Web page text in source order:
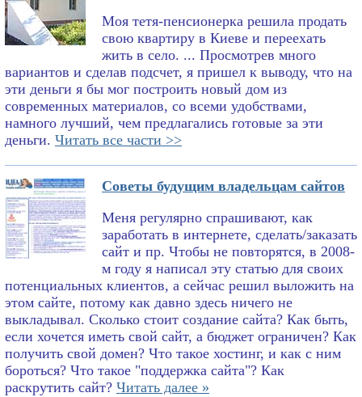
Моя тетя-пенсионерка решила продать
свою квартиру в Киеве и переехать
жить в село. ... Просмотрев много
вариантов и сделав подсчет, я пришел к выводу, что на
эти деньги я бы мог построить новый дом из
современных материалов, со всеми удобствами,
намного лучший, чем предлагались готовые за эти
деньги. Читать все части >>
Советы будущим владельцам сайтов
Меня регулярно спрашивают, как
заработать в интернете, сделать/заказать
сайт и пр. Чтобы не повторятся, в 2008-
м году я написал эту статью для своих
потенциальных клиентов, а сейчас решил выложить на
этом сайте, потому как давно здесь ничего не
выкладывал. Сколько стоит создание сайта? Как быть,
если хочется иметь свой сайт, а бюджет ограничен? Как
получить свой домен? Что такое хостинг, и как с ним
бороться? Что такое "поддержка сайта"? Как
раскрутить сайт? Читать далее »